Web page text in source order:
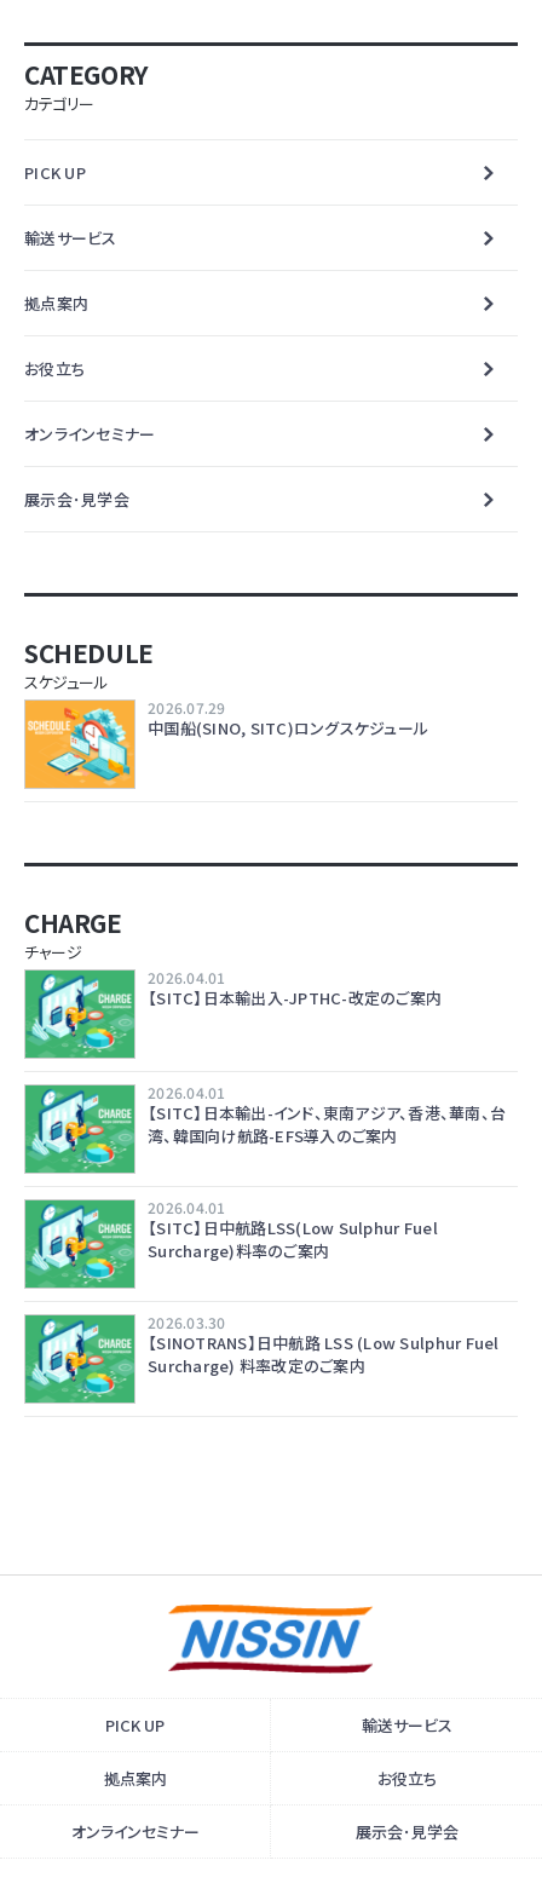
CATEGORY
カテゴリー
PICK UP
輸送サービス
拠点案内
お役立ち
オンラインセミナー
展示会･見学会
SCHEDULE
スケジュール
2026.07.29
中国船(SINO, SITC)ロングスケジュール
CHARGE
チャージ
2026.04.01
【SITC】日本輸出入-JPTHC-改定のご案内
2026.04.01
【SITC】日本輸出-インド、東南アジア、香港、華南、台
湾、韓国向け航路-EFS導入のご案内
2026.04.01
【SITC】日中航路LSS(Low Sulphur Fuel
Surcharge)料率のご案内
2026.03.30
【SINOTRANS】日中航路 LSS (Low Sulphur Fuel
Surcharge) 料率改定のご案内
PICK UP 輸送サービス
拠点案内 お役立ち
オンラインセミナー 展示会･見学会